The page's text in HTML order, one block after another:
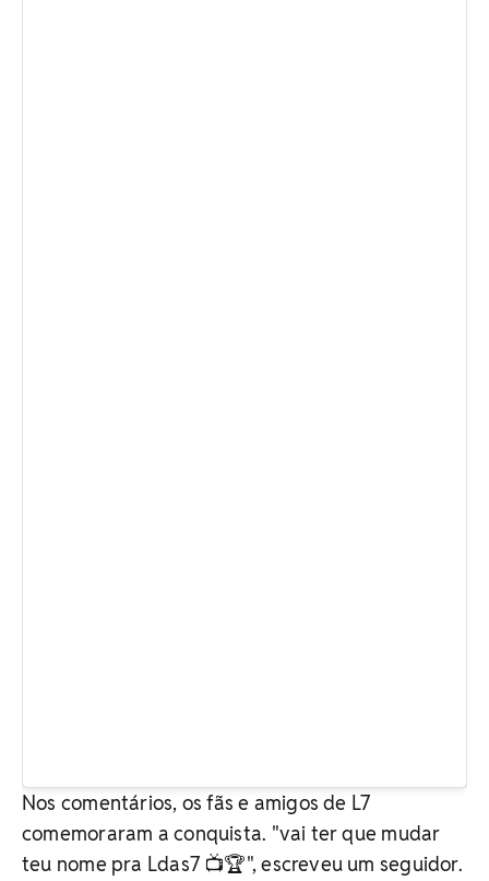
Nos comentários, os fãs e amigos de L7
comemoraram a conquista. "vai ter que mudar
teu nome pra Ldas7 📺🏆", escreveu um seguidor.